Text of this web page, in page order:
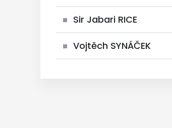
Sir Jabari RICE
Vojtěch SYNÁČEK